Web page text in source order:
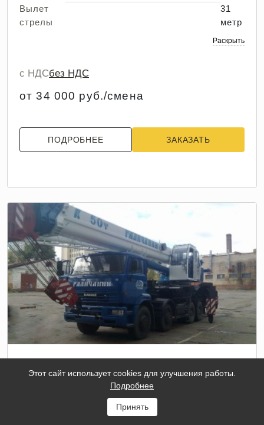
Вылет
стрелы
31
метр
Раскрыть
с НДСбез НДС
от 34 000 руб./смена
ПОДРОБНЕЕ ЗАКАЗАТЬ
АВТОКРАН ГАЛИЧАНИН КАМАЗ-65201 50 ТОНН
Этот сайт использует cookies для улучшения работы.
Подробнее
Принять